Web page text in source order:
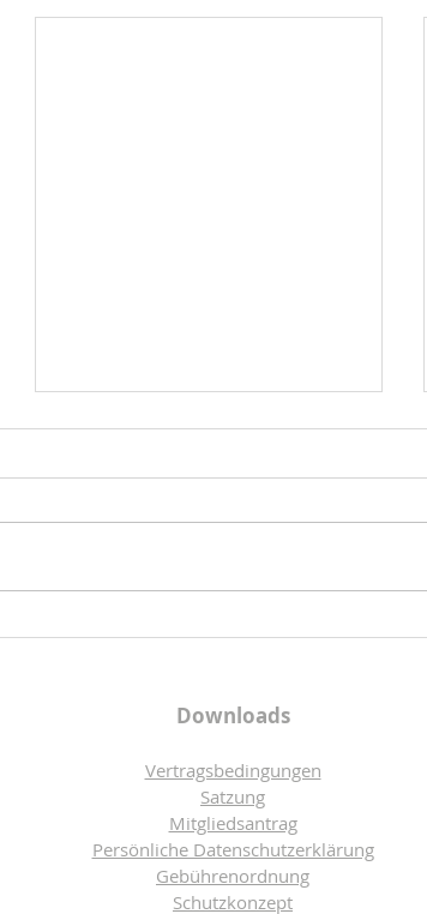
Downloads
Vertragsbedingungen
Satzung
Mitgliedsantrag
Persönliche Datenschutzerklärung
Gebührenordnung
Schutzkonzept